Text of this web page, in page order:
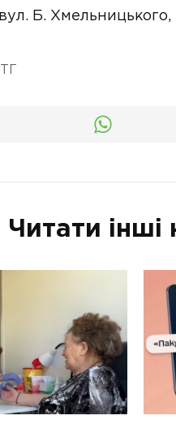
Б. Хмельницького,
Читати інші